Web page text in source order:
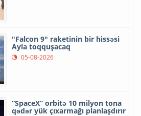
"Falcon 9" raketinin bir hissəsi
Ayla toqquşacaq
05-08-2026
“SpaceX” orbitə 10 milyon tona
qədər yük çıxarmağı planlaşdırır